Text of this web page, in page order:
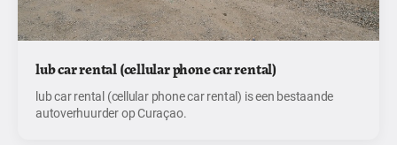
lub car rental (cellular phone car rental)
lub car rental (cellular phone car rental) is een bestaande
autoverhuurder op Curaçao.